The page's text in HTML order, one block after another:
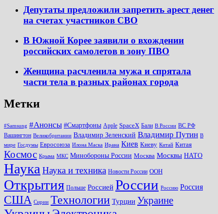
Депутаты предложили запретить арест денег
на счетах участников СВО
В Южной Корее заявили о вхождении
российских самолетов в зону ПВО
Женщина расчленила мужа и спрятала
части тела в разных районах города
Метки
#Samsung #Анонсы #Смартфоны Apple SpaceX Бали В России ВС РФ
Вашингтон Великобритании Владимир Зеленский Владимир Путин В
мире Госдумы Евросоюза Илона Маска Ирана Киев Киеву Китай Китая
Космос Крыма МКС Минобороны России Москва Москвы НАТО
Наука Наука и техника Новости России ООН
Открытия Польше Россией России Россию Россия
США Сирии Технологии Турции Украине